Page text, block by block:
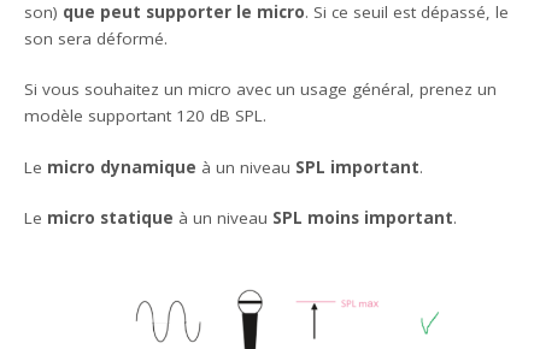
son) que peut supporter le micro. Si ce seuil est dépassé, le
son sera déformé.
Si vous souhaitez un micro avec un usage général, prenez un
modèle supportant 120 dB SPL.
Le micro dynamique à un niveau SPL important.
Le micro statique à un niveau SPL moins important.